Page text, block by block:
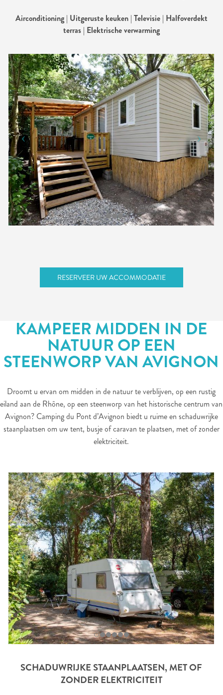
Airconditioning | Uitgeruste keuken | Televisie | Halfoverdekt
terras | Elektrische verwarming
RESERVEER UW ACCOMMODATIE
KAMPEER MIDDEN IN DE
NATUUR OP EEN
STEENWORP VAN AVIGNON
Droomt u ervan om midden in de natuur te verblijven, op een rustig
eiland aan de Rhône, op een steenworp van het historische centrum van
Avignon? Camping du Pont d’Avignon biedt u ruime en schaduwrijke
staanplaatsen om uw tent, busje of caravan te plaatsen, met of zonder
elektriciteit.
SCHADUWRIJKE STAANPLAATSEN, MET OF
ZONDER ELEKTRICITEIT